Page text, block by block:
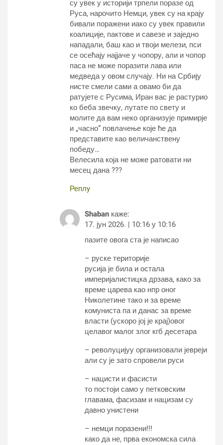
су увек у историји трпели поразе од
Руса, нарочито Немци, увек су на крају
бивали поражени иако су увек правили
коалиције, пактове и савезе и заједно
нападали, баш као и твоји мелези, пси
се осећају најјаче у чопору, али и чопор
паса не може поразити лава или
медведа у овом случају. Ни на Србију
нисте смели сами а овамо би да
ратујете с Русима, Иран вас је растурио
ко беба звечку, лутате по свету и
молите да вам неко организује примирје
и „часно“ повлачење које ће да
представите као величанствену
победу…
Велесила која не може ратовати ни
месец дана ???
Реплy
Shaban каже:
17. јун 2026. | 10:16 у 10:16
пазите овога ста је написао
– руске територије
русија је била и остала
империјалистицка дрзава, како за
време царева као нпр оног
Николетине тако и за време
комуниста па и данас за време
власти (ускоро јој је крај)овог
целавог малог злог кгб десетара
– револуцијуу организовали јевреји
али су је зато спровели руси
– нацисти и фасисти
то постоји само у петковским
главама, фасизам и нацизам су
давно унистени
– немци поразени!!!
како да не, прва економска сила